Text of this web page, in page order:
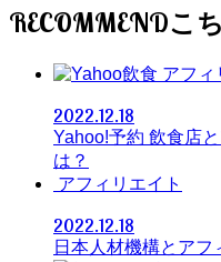
RECOMMEND
アフィ
2022.12.18
Yahoo!予約 飲食店
は？
アフィリエイト
2022.12.18
日本人材機構とアフ